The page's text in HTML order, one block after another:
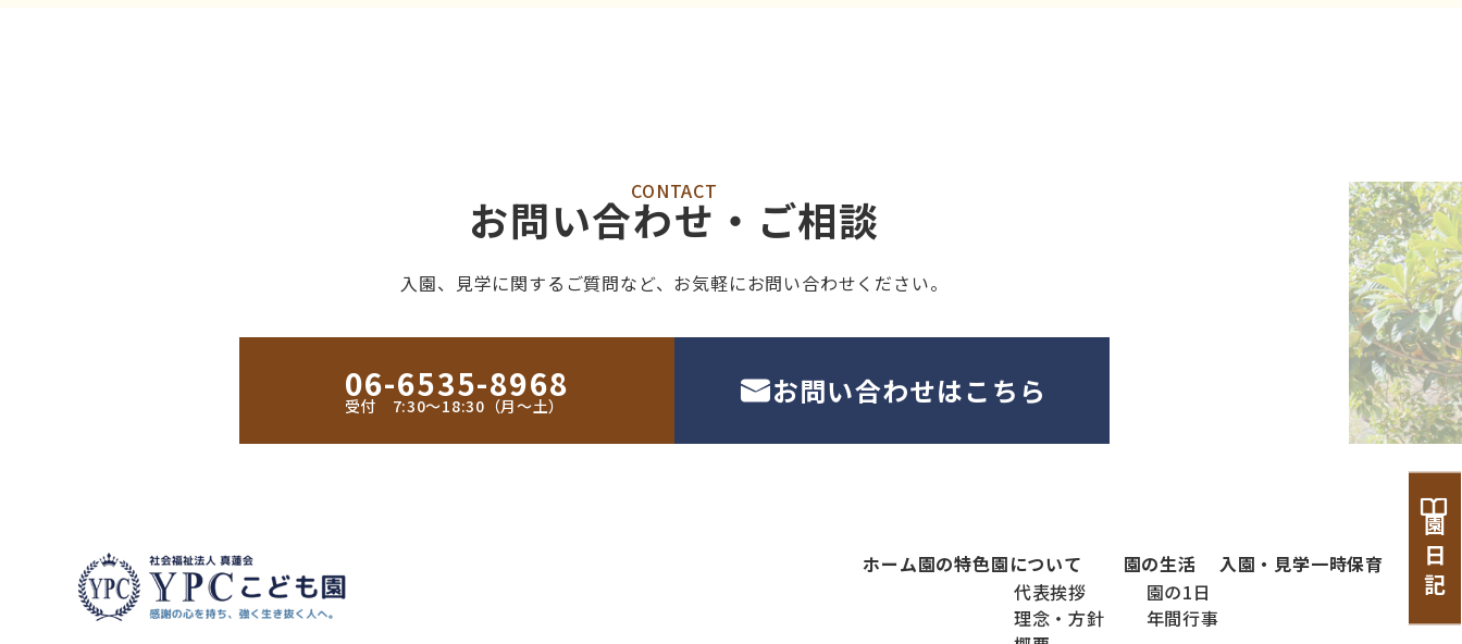
園 日 記
CONTACT
お問い合わせ・ご相談
入園、見学に関するご質問など、 お気軽にお問い合わせください。
06-6535-8968
受付 7:30〜18:30（月〜土） お問い合わせはこちら
ホーム園の特色園について
代表挨拶
理念・方針
園の生活
園の1日
年間行事
入園・見学一時保育